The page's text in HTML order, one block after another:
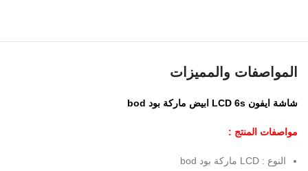
المواصفات والمميزات
شاشة ايفون LCD 6s ابيض ماركة بود bod
مواصفات المنتج :
النوع : LCD ماركة بود bod